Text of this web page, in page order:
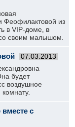
Феофилактовой из
в VIP-доме, в
своим малышом.
07.03.2013
будет
воздушное
с